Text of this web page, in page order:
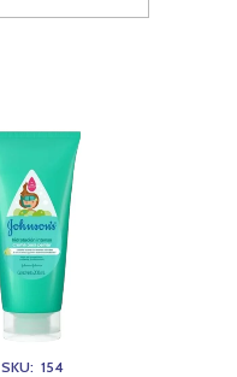
SKU: 154
JOHNSONS
200ml
cantidad